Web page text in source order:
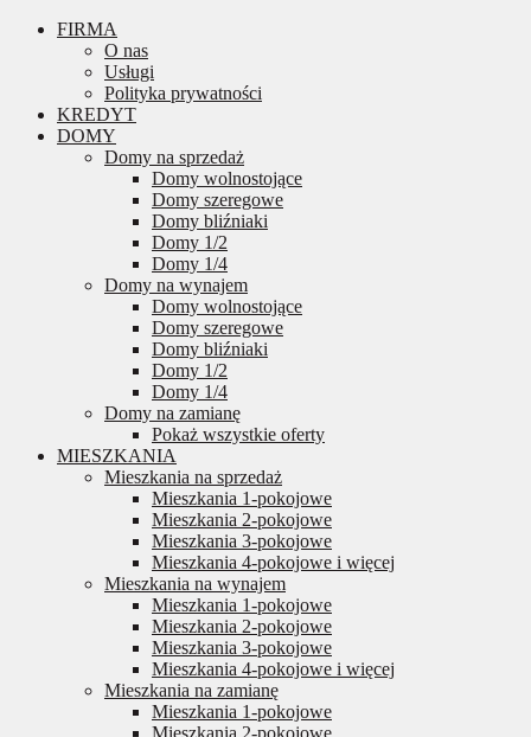
FIRMA
O nas
Usługi
Polityka prywatności
KREDYT
DOMY
Domy na sprzedaż
Domy wolnostojące
Domy szeregowe
Domy bliźniaki
Domy 1/2
Domy 1/4
Domy na wynajem
Domy wolnostojące
Domy szeregowe
Domy bliźniaki
Domy 1/2
Domy 1/4
Domy na zamianę
Pokaż wszystkie oferty
MIESZKANIA
Mieszkania na sprzedaż
Mieszkania 1-pokojowe
Mieszkania 2-pokojowe
Mieszkania 3-pokojowe
Mieszkania 4-pokojowe i więcej
Mieszkania na wynajem
Mieszkania 1-pokojowe
Mieszkania 2-pokojowe
Mieszkania 3-pokojowe
Mieszkania 4-pokojowe i więcej
Mieszkania na zamianę
Mieszkania 1-pokojowe
Mieszkania 2-pokojowe